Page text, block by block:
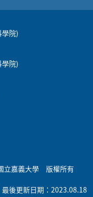
院)
院)
立嘉義大學 版權所有
最後更新日期：2023.08.18